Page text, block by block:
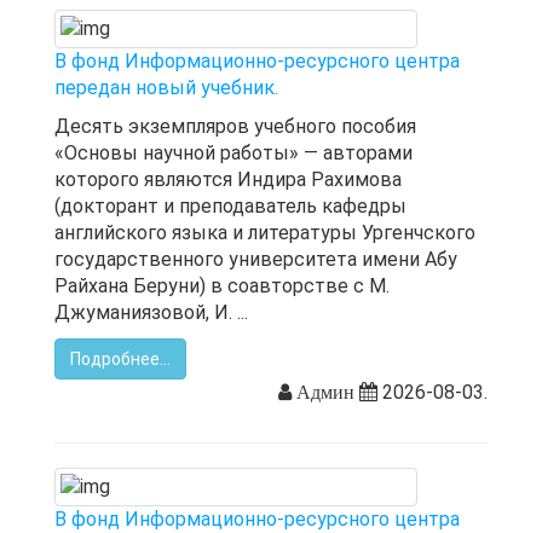
В фонд Информационно-ресурсного центра
передан новый учебник.
Десять экземпляров учебного пособия
«Основы научной работы» — авторами
которого являются Индира Рахимова
(докторант и преподаватель кафедры
английского языка и литературы Ургенчского
государственного университета имени Абу
Райхана Беруни) в соавторстве с М.
Джуманиязовой, И. ...
Подробнее...
Админ
2026-08-03.
В фонд Информационно-ресурсного центра